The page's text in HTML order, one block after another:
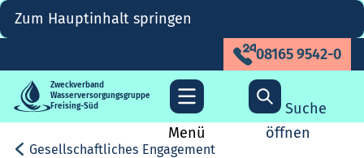
Zum Hauptinhalt springen
08165 9542-0
Zweckverband
Wasserversorgungsgruppe
Freising-Süd
Menü
Suche
öffnen
Gesellschaftliches Engagement